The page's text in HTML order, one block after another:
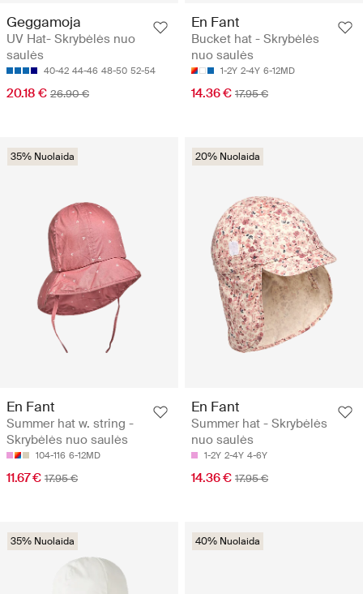
Geggamoja
UV Hat- Skrybėlės nuo
saulės
40-42 44-46 48-50 52-54
20.18 € 26.90 €
En Fant
Bucket hat - Skrybėlės
nuo saulės
1-2Y 2-4Y 6-12MD
14.36 € 17.95 €
35% Nuolaida
En Fant
Summer hat w. string -
Skrybėlės nuo saulės
104-116 6-12MD
11.67 € 17.95 €
20% Nuolaida
En Fant
Summer hat - Skrybėlės
nuo saulės
1-2Y 2-4Y 4-6Y
14.36 € 17.95 €
35% Nuolaida 40% Nuolaida